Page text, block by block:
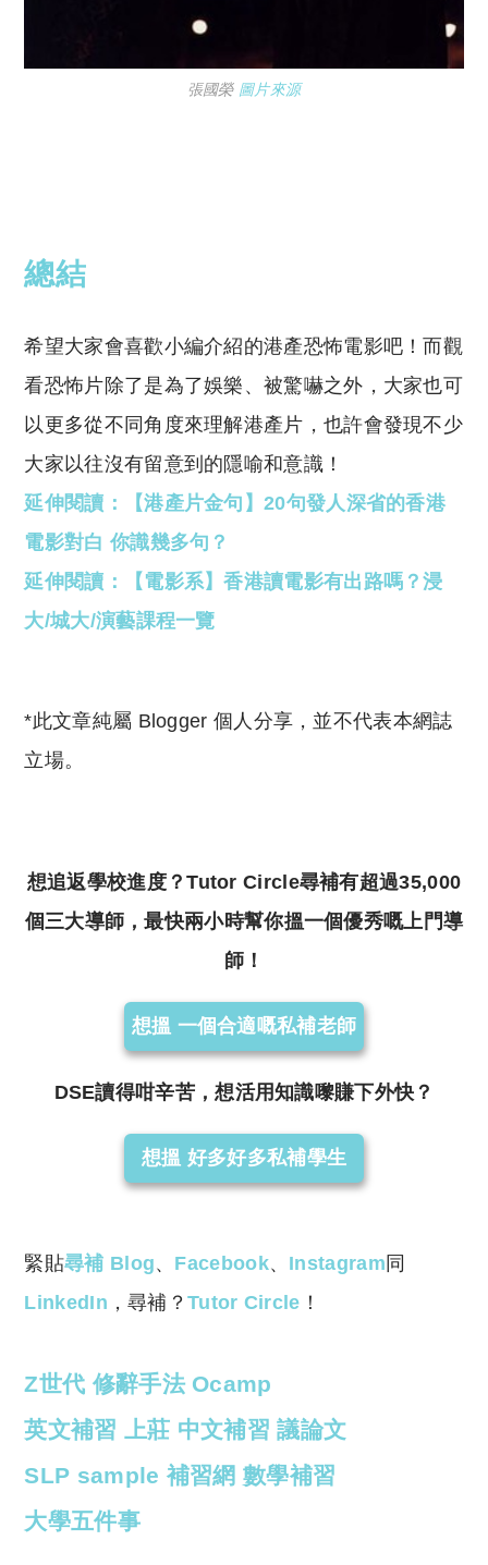
張國榮 圖片來源
總結
希望大家會喜歡小編介紹的港產恐怖電影吧！而觀
看恐怖片除了是為了娛樂、被驚嚇之外，大家也可
以更多從不同角度來理解港產片，也許會發現不少
大家以往沒有留意到的隱喻和意識！
延伸閱讀：【港產片金句】20句發人深省的香港
電影對白 你識幾多句？
延伸閱讀：【電影系】香港讀電影有出路嗎？浸
大/城大/演藝課程一覽
*此文章純屬 Blogger 個人分享，並不代表本網誌
立場。
想追返學校進度？Tutor Circle尋補有超過35,000
個三大導師，最快兩小時幫你搵一個優秀嘅上門導
師！
想搵 一個合適嘅私補老師
DSE讀得咁辛苦，想活用知識嚟賺下外快？
想搵 好多好多私補學生
緊貼尋補 Blog、 Facebook、 Instagram 同
LinkedIn ，尋補？Tutor Circle ！
Z世代 修辭手法Ocamp
英文補習
上莊 中文補習 議論文
SLP sample 補習網 數學補習
大學五件事